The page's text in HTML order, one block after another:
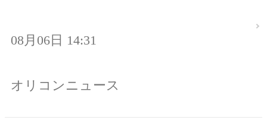
08月06日 14:31
オリコンニュース